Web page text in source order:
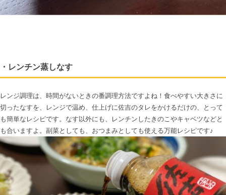
・レンチン蒸しなす
レンジ調理は、時間がないときの番調理方法ですよね！食べやすい大きさに
切ったなすを、レンジで温め、仕上げに佐吉のタレをかけるだけの、とって
も簡単なレシピです。なす以外にも、レンチンしたきのこやキャベツなどと
も合いますよ。副菜としても、おつまみとしても使える万能レシピです♪